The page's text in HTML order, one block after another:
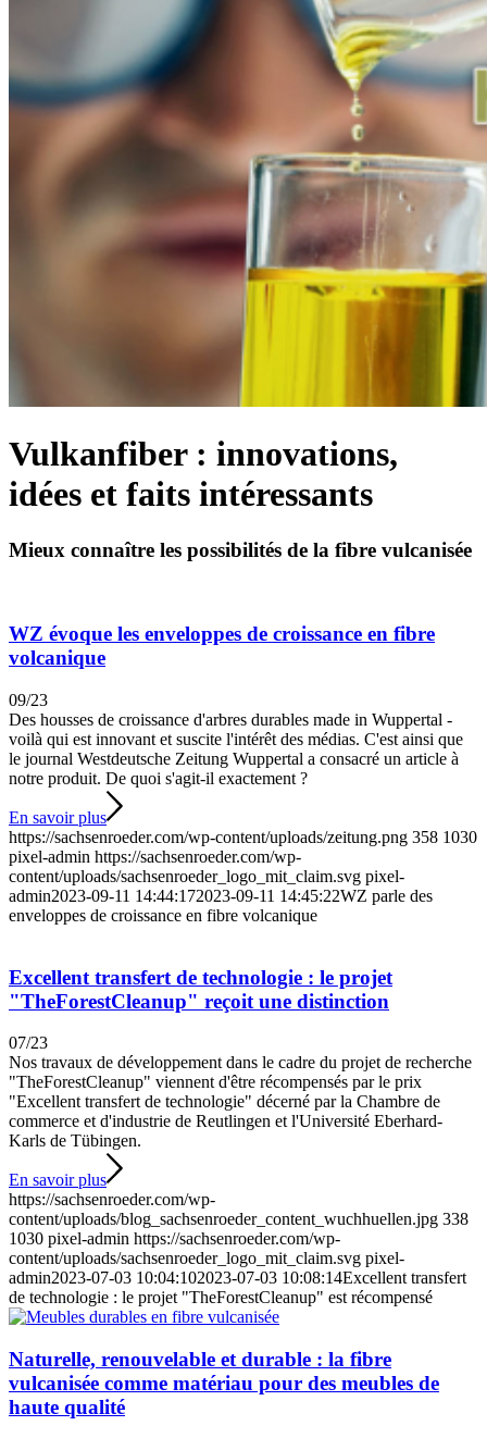
Vulkanfiber : innovations,
idées et faits intéressants
Mieux connaître les possibilités de la fibre vulcanisée
WZ évoque les enveloppes de croissance en fibre
volcanique
09/23
Des housses de croissance d'arbres durables made in Wuppertal -
voilà qui est innovant et suscite l'intérêt des médias. C'est ainsi que
le journal Westdeutsche Zeitung Wuppertal a consacré un article à
notre produit. De quoi s'agit-il exactement ?
En savoir plus
https://sachsenroeder.com/wp-content/uploads/zeitung.png 358 1030
pixel-admin https://sachsenroeder.com/wp-
content/uploads/sachsenroeder_logo_mit_claim.svg pixel-
admin2023-09-11 14:44:172023-09-11 14:45:22WZ parle des
enveloppes de croissance en fibre volcanique
Excellent transfert de technologie : le projet
"TheForestCleanup" reçoit une distinction
07/23
Nos travaux de développement dans le cadre du projet de recherche
"TheForestCleanup" viennent d'être récompensés par le prix
"Excellent transfert de technologie" décerné par la Chambre de
commerce et d'industrie de Reutlingen et l'Université Eberhard-
Karls de Tübingen.
En savoir plus
https://sachsenroeder.com/wp-
content/uploads/blog_sachsenroeder_content_wuchhuellen.jpg 338
1030 pixel-admin https://sachsenroeder.com/wp-
content/uploads/sachsenroeder_logo_mit_claim.svg pixel-
admin2023-07-03 10:04:102023-07-03 10:08:14Excellent transfert
de technologie : le projet "TheForestCleanup" est récompensé
Naturelle, renouvelable et durable : la fibre
vulcanisée comme matériau pour des meubles de
haute qualité